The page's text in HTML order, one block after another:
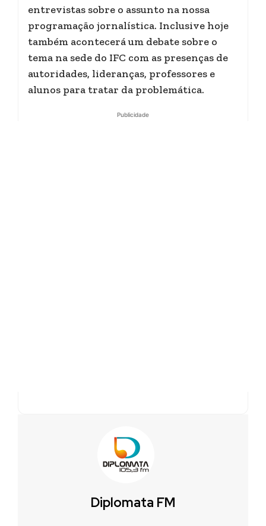
entrevistas sobre o assunto na nossa
programação jornalística. Inclusive hoje
também acontecerá um debate sobre o
tema na sede do IFC com as presenças de
autoridades, lideranças, professores e
alunos para tratar da problemática.
Publicidade
Diplomata FM